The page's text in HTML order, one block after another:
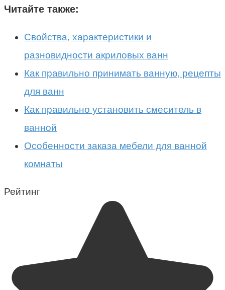
Читайте также:
Свойства, характеристики и
разновидности акриловых ванн
Как правильно принимать ванную, рецепты
для ванн
Как правильно установить смеситель в
ванной
Особенности заказа мебели для ванной
комнаты
Рейтинг